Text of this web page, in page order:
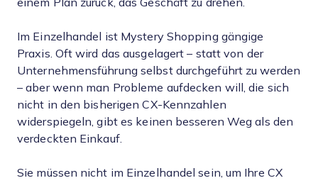
einem Plan zurück, das Geschäft zu drehen.
Im Einzelhandel ist Mystery Shopping gängige
Praxis. Oft wird das ausgelagert – statt von der
Unternehmensführung selbst durchgeführt zu werden
– aber wenn man Probleme aufdecken will, die sich
nicht in den bisherigen CX-Kennzahlen
widerspiegeln, gibt es keinen besseren Weg als den
verdeckten Einkauf.
Sie müssen nicht im Einzelhandel sein, um Ihre CX